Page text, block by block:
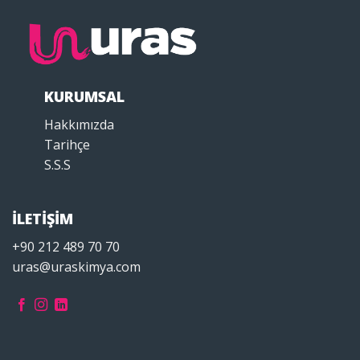
KURUMSAL
Hakkımızda
Tarihçe
S.S.S
İLETİŞİM
+90 212 489 70 70
uras@uraskimya.com